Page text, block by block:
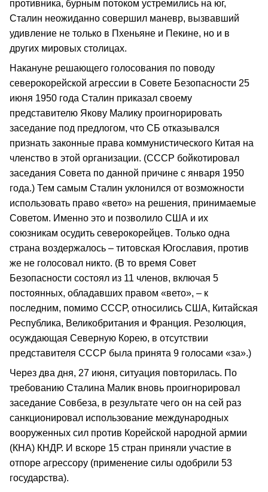
противника, бурным потоком устремились на юг,
Сталин неожиданно совершил маневр, вызвавший
удивление не только в Пхеньяне и Пекине, но и в
других мировых столицах.
Накануне решающего голосования по поводу
северокорейской агрессии в Совете Безопасности 25
июня 1950 года Сталин приказал своему
представителю Якову Малику проигнорировать
заседание под предлогом, что СБ отказывался
признать законные права коммунистического Китая на
членство в этой организации. (СССР бойкотировал
заседания Совета по данной причине с января 1950
года.) Тем самым Сталин уклонился от возможности
использовать право «вето» на решения, принимаемые
Советом. Именно это и позволило США и их
союзникам осудить северокорейцев. Только одна
страна воздержалось – титовская Югославия, против
же не голосовал никто. (В то время Совет
Безопасности состоял из 11 членов, включая 5
постоянных, обладавших правом «вето», – к
последним, помимо СССР, относились США, Китайская
Республика, Великобритания и Франция. Резолюция,
осуждающая Северную Корею, в отсутствии
представителя СССР была принята 9 голосами «за».)
Через два дня, 27 июня, ситуация повторилась. По
требованию Сталина Малик вновь проигнорировал
заседание Совбеза, в результате чего он на сей раз
санкционировал использование международных
вооруженных сил против Корейской народной армии
(КНА) КНДР. И вскоре 15 стран приняли участие в
отпоре агрессору (применение силы одобрили 53
государства).